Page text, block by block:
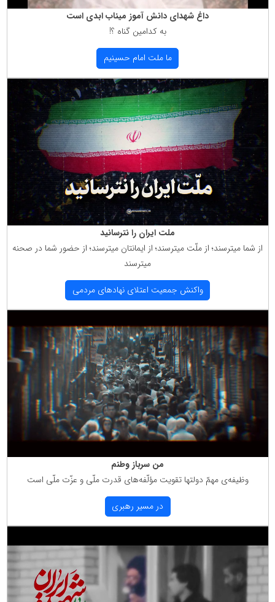
داغ شهدای دانش آموز میناب ابدی است
به كدامین گناه ؟!
ما ملت امام حسینیم
ملت ایران را نترسانید
از شما میترسند؛ از ملّت میترسند؛ از ایمانتان میترسند؛ از حضور شما در صحنه
میترسند
واكنش جمعیت اعتلای نهادهای مردمی
من سرباز وطنم
وظیفه‌ی مهمّ دولتها تقویت مؤلّفه‌های قدرت ملّی و عزّت ملّی است
در مسیر رهبری